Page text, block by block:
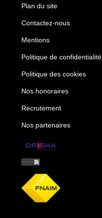
Plan du site
Contactez-nous
Mentions
Politique de confidentialité
Politique des cookies
Nos honoraires
Recrutement
Nos partenaires